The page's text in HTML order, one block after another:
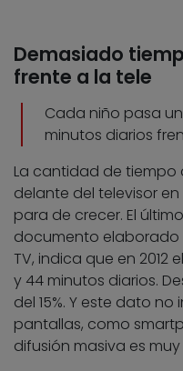
Demasiado
frente a la tele
Cada niño pasa
minutos diarios
La cantidad de tiempo
delante del televisor
para de crecer. El
documento elaborado
TV, indica que en 2012
y 44 minutos diarios.
del 15%. Y este dato
pantallas, como
difusión masiva es